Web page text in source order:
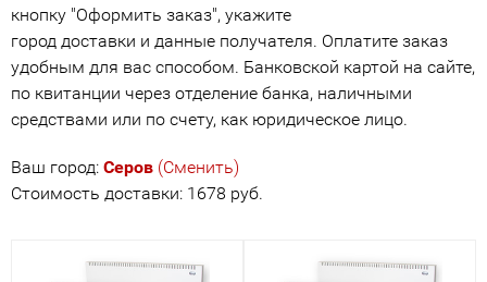
кнопку "Оформить заказ", укажите
город доставки и данные получателя. Оплатите заказ
удобным для вас способом. Банковской картой на сайте,
по квитанции через отделение банка, наличными
средствами или по счету, как юридическое лицо.
Ваш город: Серов (Сменить)
Стоимость доставки: 1678 руб.